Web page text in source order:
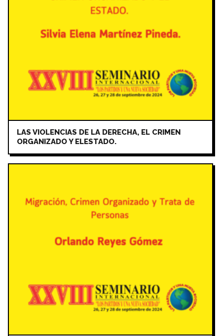
LAS VIOLENCIAS DE LA DERECHA, EL CRIMEN
ORGANIZADO Y ELESTADO.